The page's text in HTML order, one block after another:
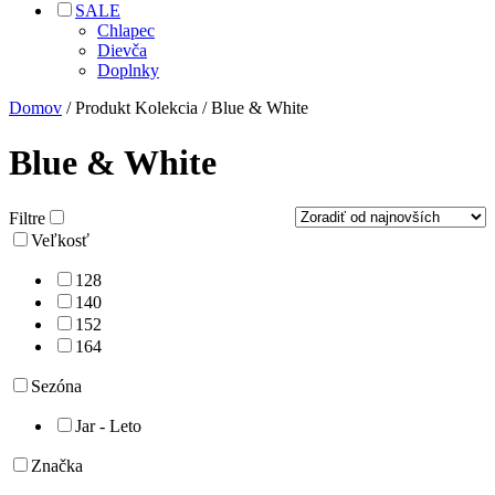
SALE
Chlapec
Dievča
Doplnky
Domov / Produkt Kolekcia / Blue & White
Blue & White
Filtre
Veľkosť
128
140
152
164
Sezóna
Jar - Leto
Značka